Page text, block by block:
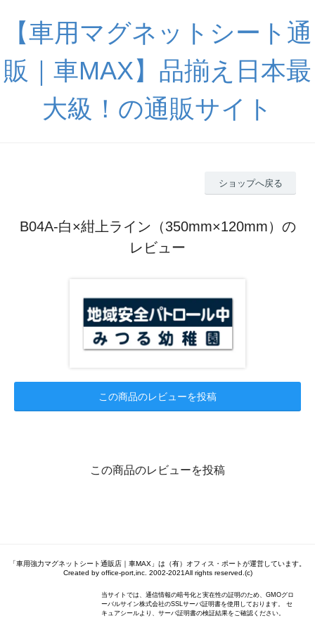
【車用マグネットシート通
販｜車MAX】品揃え日本最
大級！の通販サイト
ショップへ戻る
B04A-白×紺上ライン（350mm×120mm）の
レビュー
この商品のレビューを投稿
この商品のレビューを投稿
「車用強力マグネットシート通販店｜車MAX」は（有）オフィス・ポートが運営しています。
Created by office-port,inc. 2002-2021All rights reserved.(c)
当サイトでは、通信情報の暗号化と実在性の証明のため、GMOグロ
ーバルサイン株式会社のSSLサーバ証明書を使用しております。 セ
キュアシールより、サーバ証明書の検証結果をご確認ください。